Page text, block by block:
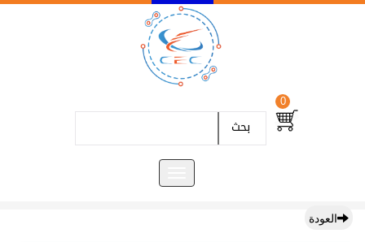
0
بحث
العودة